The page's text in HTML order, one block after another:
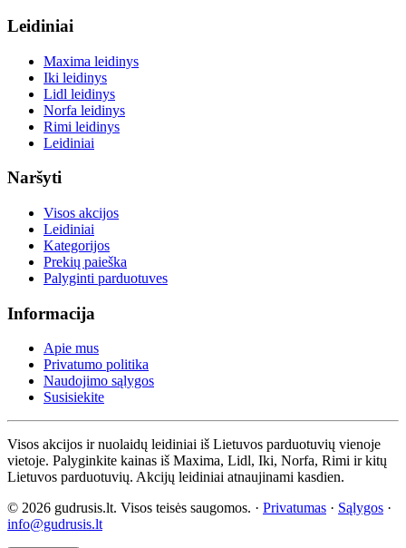
Leidiniai
Maxima leidinys
Iki leidinys
Lidl leidinys
Norfa leidinys
Rimi leidinys
Leidiniai
Naršyti
Visos akcijos
Leidiniai
Kategorijos
Prekių paieška
Palyginti parduotuves
Informacija
Apie mus
Privatumo politika
Naudojimo sąlygos
Susisiekite
Visos akcijos ir nuolaidų leidiniai iš Lietuvos parduotuvių vienoje
vietoje. Palyginkite kainas iš Maxima, Lidl, Iki, Norfa, Rimi ir kitų
Lietuvos parduotuvių. Akcijų leidiniai atnaujinami kasdien.
© 2026 gudrusis.lt. Visos teisės saugomos. · Privatumas · Sąlygos ·
info@gudrusis.lt